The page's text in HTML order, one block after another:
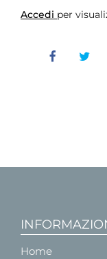
Accedi per
Home